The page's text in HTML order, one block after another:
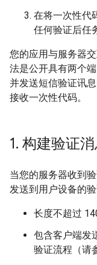
在将一次性代
任何验证后任
您的应用与服务器
法是公开具有两个
并发送短信验证讯
接收一次性代码。
1. 构建验证
当您的服务器收到
发送到用户设备的
长度不超过
包含客户端发
验证流程（请